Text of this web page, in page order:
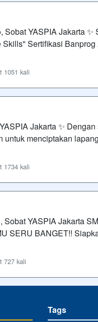
YASPIA Jakarta
Sertifikasi
1051 kali
Jakarta ✨
untuk menciptakan
1734 kali
YASPIA Jakarta
SERU BANGET!!
727 kali
Tags